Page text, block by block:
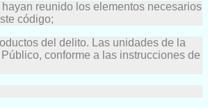
reunido los elementos necesarios
código;
del delito. Las unidades de la
conforme a las instrucciones de